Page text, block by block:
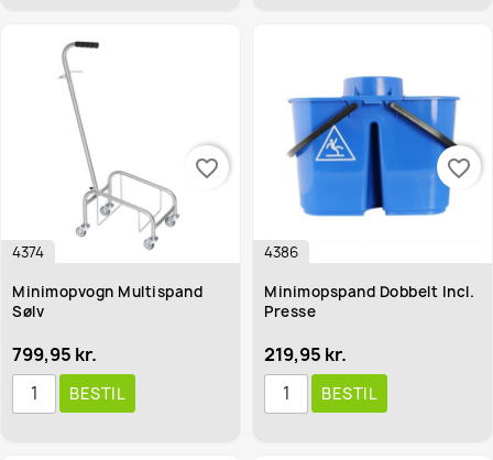
4374
Minimopvogn Multispand
Sølv
799,95 kr.
BESTIL
favorite_border
4386
Minimopspand Dobbelt Incl.
Presse
219,95 kr.
BESTIL
favorite_border